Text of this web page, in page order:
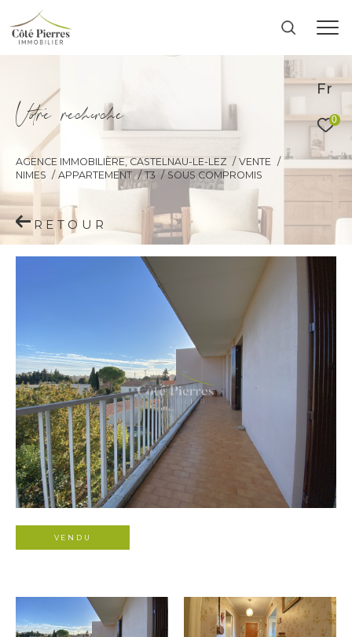
Fr
0
Vore recece
AGENCE IMMOBILIÈRE, CASTELNAU-LE-LEZ
VENTE
NIMES
APPARTEMENT T3 SOUS COMPROMIS
RETOUR
VENDU